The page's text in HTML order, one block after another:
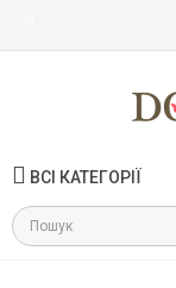
ВСІ КАТЕГОРІЇ